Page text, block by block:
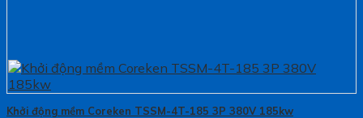
Khởi động mềm Coreken TSSM-4T-185 3P 380V 185kw